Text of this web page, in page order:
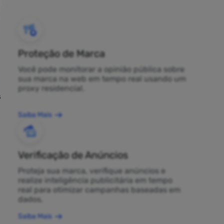
Proteção de Marca
Você pode monitorar a opinião pública sobre
sua marca na web em tempo real usando um
proxy residencial.
Saiba Mais
Verificação de Anúncios
Proteja sua marca, verifique anúncios e
realize inteligência publicitária em tempo
real para otimizar campanhas baseadas em
dados.
Saiba Mais